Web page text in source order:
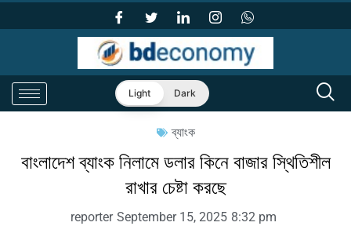
Light Dark
ব্যাংক
বাংলাদেশ ব্যাংক নিলামে ডলার কিনে বাজার স্থিতিশীল
রাখার চেষ্টা করছে
reporter September 15, 2025 8:32 pm